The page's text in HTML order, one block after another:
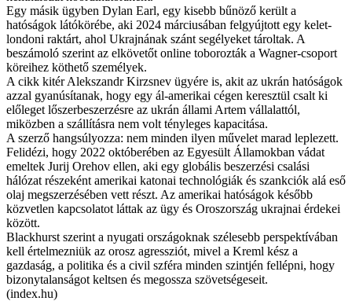
Egy másik ügyben Dylan Earl, egy kisebb bűnöző került a
hatóságok látókörébe, aki 2024 márciusában felgyújtott egy kelet-
londoni raktárt, ahol Ukrajnának szánt segélyeket tároltak. A
beszámoló szerint az elkövetőt online toborozták a Wagner-csoport
köreihez köthető személyek.
A cikk kitér Alekszandr Kirzsnev ügyére is, akit az ukrán hatóságok
azzal gyanúsítanak, hogy egy ál-amerikai cégen keresztül csalt ki
előleget lőszerbeszerzésre az ukrán állami Artem vállalattól,
miközben a szállításra nem volt tényleges kapacitása.
A szerző hangsúlyozza: nem minden ilyen művelet marad leplezett.
Felidézi, hogy 2022 októberében az Egyesült Államokban vádat
emeltek Jurij Orehov ellen, aki egy globális beszerzési csalási
hálózat részeként amerikai katonai technológiák és szankciók alá eső
olaj megszerzésében vett részt. Az amerikai hatóságok később
közvetlen kapcsolatot láttak az ügy és Oroszország ukrajnai érdekei
között.
Blackhurst szerint a nyugati országoknak szélesebb perspektívában
kell értelmezniük az orosz agressziót, mivel a Kreml kész a
gazdaság, a politika és a civil szféra minden szintjén fellépni, hogy
bizonytalanságot keltsen és megossza szövetségeseit.
(index.hu)